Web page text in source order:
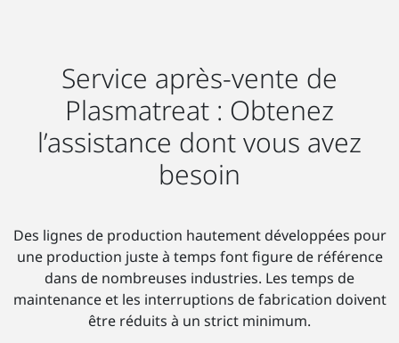
Service après-vente de
Plasmatreat : Obtenez
l’assistance dont vous avez
besoin
Des lignes de production hautement développées pour
une production juste à temps font figure de référence
dans de nombreuses industries. Les temps de
maintenance et les interruptions de fabrication doivent
être réduits à un strict minimum.